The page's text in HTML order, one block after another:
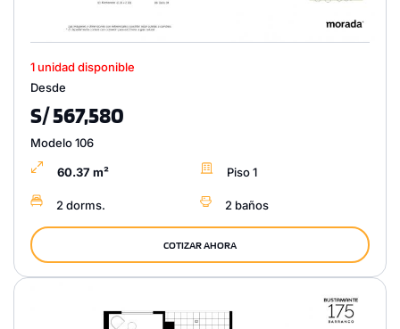
1 unidad disponible
Desde
S/ 567,580
Modelo 106
60.37 m² Piso 1
2 dorms. 2 baños
COTIZAR AHORA